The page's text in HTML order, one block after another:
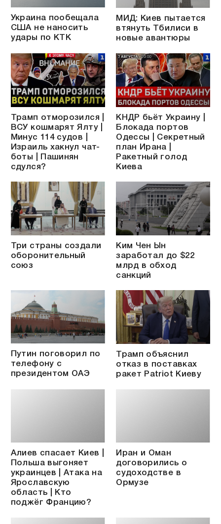
Украина пообещала
США не наносить
удары по КТК
МИД: Киев пытается
втянуть Тбилиси в
новые авантюры
Трамп отморозился |
ВСУ кошмарят Ялту |
Минус 114 судов |
Израиль хакнул чат-
боты | Пашинян
сдулся?
КНДР бьёт Украину |
Блокада портов
Одессы | Секретный
план Ирана |
Ракетный голод
Киева
Три страны создали
оборонительный
союз
Ким Чен Ын
заработал до $22
млрд в обход
санкций
Путин поговорил по
телефону с
президентом ОАЭ
Трамп объяснил
отказ в поставках
ракет Patriot Киеву
Алиев спасает Киев |
Польша выгоняет
украинцев | Атака на
Ярославскую
область | Кто
поджёг Францию?
Иран и Оман
договорились о
судоходстве в
Ормузе